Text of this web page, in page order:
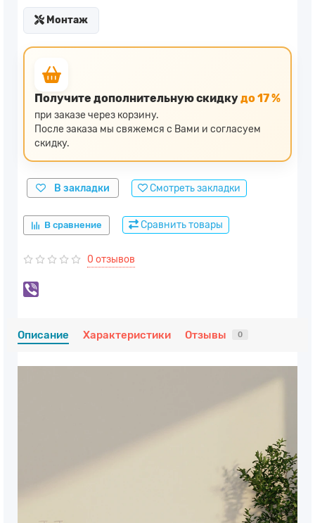
Монтаж
Получите дополнительную скидкудо 17 %
при заказе через корзину.
После заказа мы свяжемся с Вами и согласуем
скидку.
В закладки Смотреть закладки
В сравнение Сравнить товары
0 отзывов
Описание Характеристики Отзывы 0